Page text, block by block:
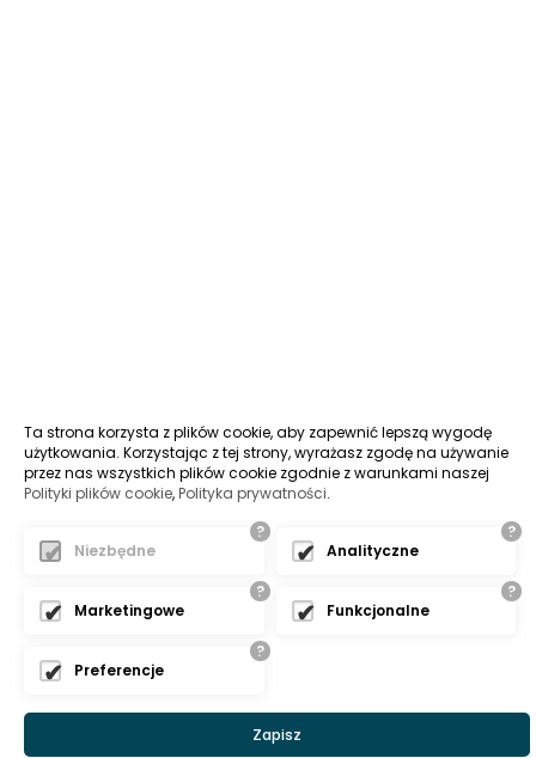
Ta strona korzysta z plików cookie, aby zapewnić lepszą wygodę
użytkowania. Korzystając z tej strony, wyrażasz zgodę na używanie
przez nas wszystkich plików cookie zgodnie z warunkami naszej
Polityki plików cookie,Polityka prywatności.
?
Niezbędne
?
Analityczne
?
Marketingowe
?
Funkcjonalne
?
Preferencje
Zapisz